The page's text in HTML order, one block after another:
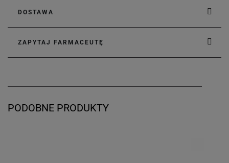
DOSTAWA
ZAPYTAJ FARMACEUTĘ
PODOBNE PRODUKTY